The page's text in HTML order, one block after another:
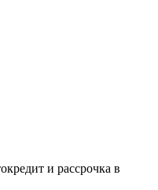
и рассрочка в